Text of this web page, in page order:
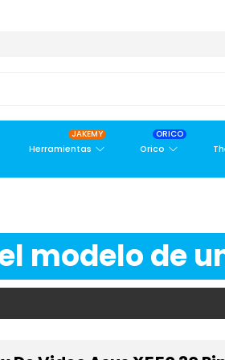
Herramientas
JAKEMY
Orico
ORICO
modelo de